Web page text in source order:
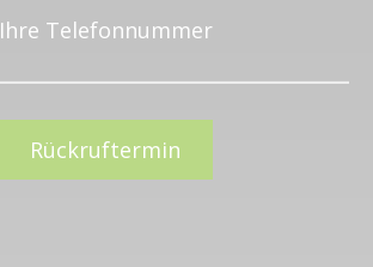
Ihre Telefonnummer
Rückruftermin